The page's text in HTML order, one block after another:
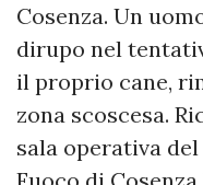
Cosenza. Un
dirupo nel
il proprio cane,
zona scoscesa.
sala operativa